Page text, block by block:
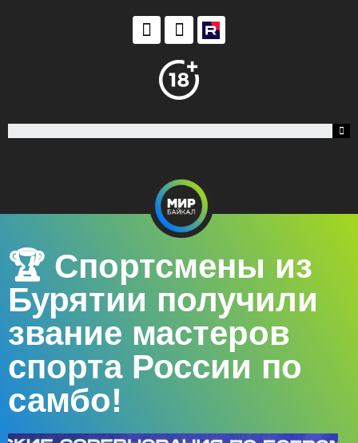
🏆 Спортсмены из
Бурятии получили
звание мастеров
спорта России по
самбо!